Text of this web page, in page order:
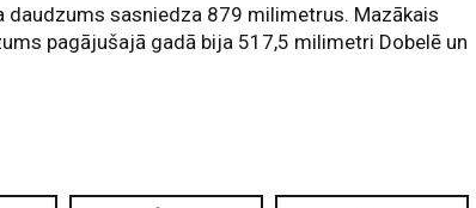
daudzums sasniedza 879 milimetrus. Mazākais
pagājušajā gadā bija 517,5 milimetri Dobelē un